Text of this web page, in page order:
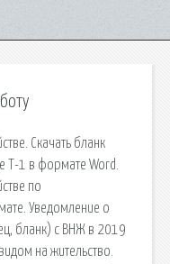
Скачать бланк
Т-1 в формате Word.
по
Уведомление о
бланк) с ВНЖ в 2019
на жительство.